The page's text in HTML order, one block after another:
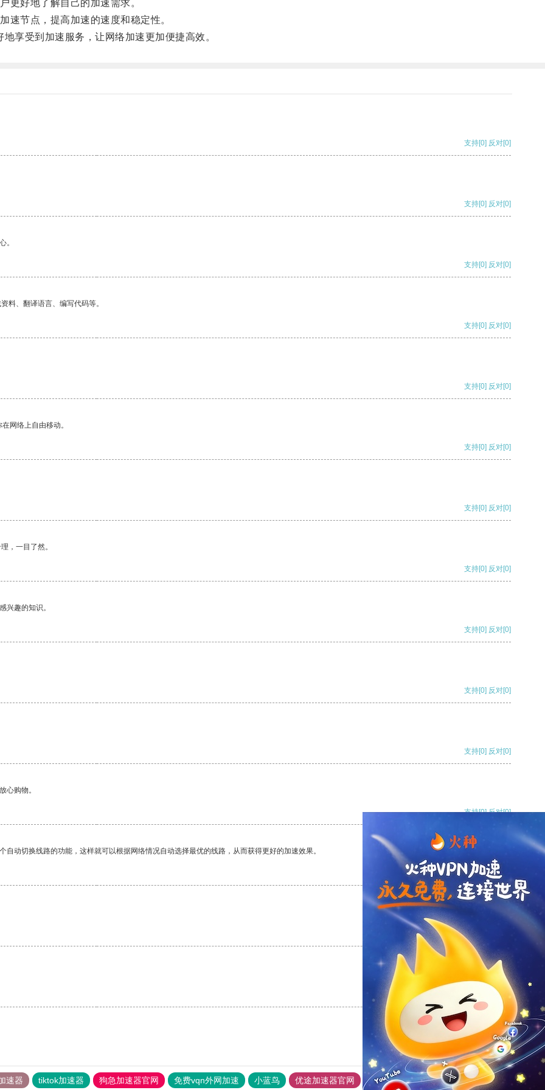
好地了解自己的加速需求。
节点，提高加速的速度和稳定性。
受到加速服务，让网络加速更加便捷高效。
支持[0] 反对[0]
支持[0] 反对[0]
。
支持[0] 反对[0]
料、翻译语言、编写代码等。
支持[0] 反对[0]
支持[0] 反对[0]
网络上自由移动。
支持[0] 反对[0]
支持[0] 反对[0]
，一目了然。
支持[0] 反对[0]
兴趣的知识。
支持[0] 反对[0]
支持[0] 反对[0]
支持[0] 反对[0]
心购物。
支持[0] 反对[0]
动切换线路的功能，这样就可以根据网络情况自动选择最优的线路，从而获得更好的加速效果。
支持[0] 反对
支持
支持 反对 [0]
速器 tiktok加速器 狗急加速器官网 免费vqn外网加速 小蓝鸟 优途加速器官网 风驰加速器 旋风加速器 八戒看书